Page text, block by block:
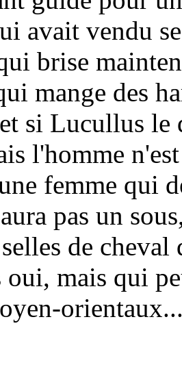
avait vendu
brise
mange des
si Lucullus
l'homme
femme qui
pas un
de
mais qui